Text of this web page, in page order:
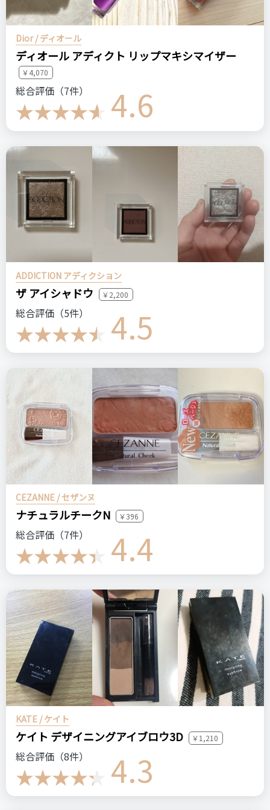
Dior / ディオール
ディオール アディクト リップマキシマイザー
￥4,070
総合評価（7件） 4.6
ADDICTION アディクション
ザ アイシャドウ ￥2,200
総合評価（5件） 4.5
CEZANNE / セザンヌ
ナチュラルチークN ￥396
総合評価（7件） 4.4
KATE / ケイト
ケイト デザイニングアイブロウ3D ￥1,210
総合評価（8件） 4.3